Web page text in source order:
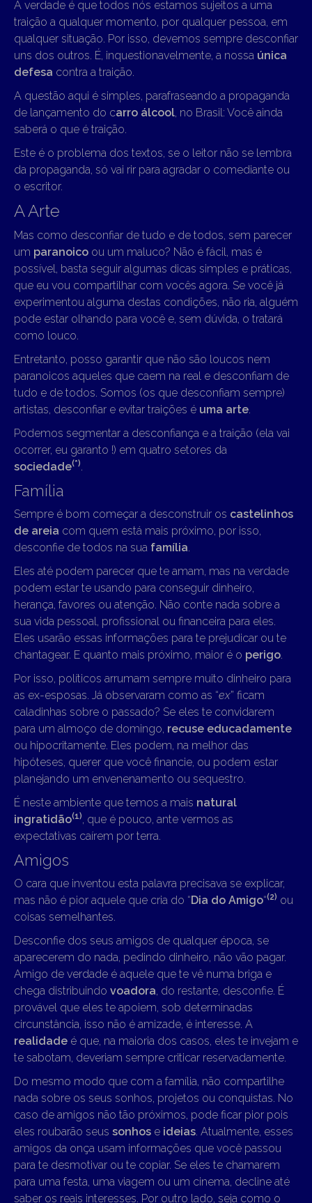
A verdade é que todos nós estamos sujeitos a uma
traição a qualquer momento, por qualquer pessoa, em
qualquer situação. Por isso, devemos sempre desconfiar
uns dos outros. É, inquestionavelmente, a nossa única
defesa contra a traição.
A questão aqui é simples, parafraseando a propaganda
de lançamento do carro álcool, no Brasil: Você ainda
saberá o que é traição.
Este é o problema dos textos, se o leitor não se lembra
da propaganda, só vai rir para agradar o comediante ou
o escritor.
A Arte
Mas como desconfiar de tudo e de todos, sem parecer
um paranoico ou um maluco? Não é fácil, mas é
possível, basta seguir algumas dicas simples e práticas,
que eu vou compartilhar com vocês agora. Se você já
experimentou alguma destas condições, não ria, alguém
pode estar olhando para você e, sem dúvida, o tratará
como louco.
Entretanto, posso garantir que não são loucos nem
paranoicos aqueles que caem na real e desconfiam de
tudo e de todos. Somos (os que desconfiam sempre)
artistas, desconfiar e evitar traições é uma arte.
Podemos segmentar a desconfiança e a traição (ela vai
ocorrer, eu garanto !) em quatro setores da
sociedade(*).
Família
Sempre é bom começar a desconstruir os castelinhos
de areia com quem está mais próximo, por isso,
desconfie de todos na sua família.
Eles até podem parecer que te amam, mas na verdade
podem estar te usando para conseguir dinheiro,
herança, favores ou atenção. Não conte nada sobre a
sua vida pessoal, profissional ou financeira para eles.
Eles usarão essas informações para te prejudicar ou te
chantagear. E quanto mais próximo, maior é o perigo.
Por isso, políticos arrumam sempre muito dinheiro para
as ex-esposas. Já observaram como as “ex” ficam
caladinhas sobre o passado? Se eles te convidarem
para um almoço de domingo, recuse educadamente
ou hipocritamente. Eles podem, na melhor das
hipóteses, querer que você financie, ou podem estar
planejando um envenenamento ou sequestro.
É neste ambiente que temos a mais natural
ingratidão(1), que é pouco, ante vermos as
expectativas caírem por terra.
Amigos
O cara que inventou esta palavra precisava se explicar,
mas não é pior aquele que cria do “Dia do Amigo“(2) ou
coisas semelhantes.
Desconfie dos seus amigos de qualquer época, se
aparecerem do nada, pedindo dinheiro, não vão pagar.
Amigo de verdade é aquele que te vê numa briga e
chega distribuindo voadora, do restante, desconfie. É
provável que eles te apoiem, sob determinadas
circunstância, isso não é amizade, é interesse. A
realidade é que, na maioria dos casos, eles te invejam e
te sabotam, deveriam sempre criticar reservadamente.
Do mesmo modo que com a família, não compartilhe
nada sobre os seus sonhos, projetos ou conquistas. No
caso de amigos não tão próximos, pode ficar pior pois
eles roubarão seus sonhos e ideias. Atualmente, esses
amigos da onça usam informações que você passou
para te desmotivar ou te copiar. Se eles te chamarem
para uma festa, uma viagem ou um cinema, decline até
saber os reais interesses. Por outro lado, seja como o